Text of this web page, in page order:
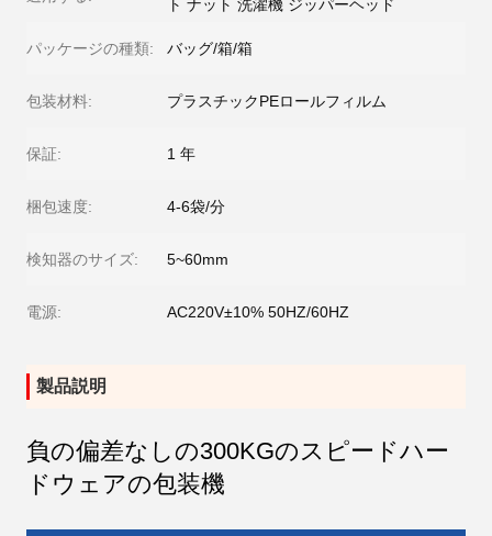
ト ナット 洗濯機 ジッパーヘッド
パッケージの種類: バッグ/箱/箱
包装材料: プラスチックPEロールフィルム
保証: 1 年
梱包速度: 4-6袋/分
検知器のサイズ: 5~60mm
電源: AC220V±10% 50HZ/60HZ
製品説明
負の偏差なしの300KGのスピードハー
ドウェアの包装機